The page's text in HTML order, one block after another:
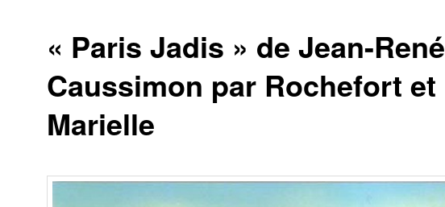
« Paris Jadis » de Jean-René
Caussimon par Rochefort et
Marielle